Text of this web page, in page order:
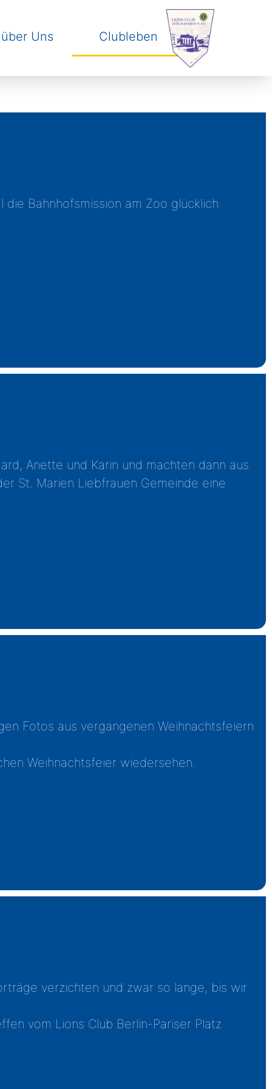
skip to navigation. skip to content
Uns Clubleben
die Bahnhofsmission am Zoo glücklich
Anette und Karin und machten dann aus
St. Marien Liebfrauen Gemeinde eine
Fotos aus vergangenen Weihnachtsfeiern
Weihnachtsfeier wiedersehen.
verzichten und zwar so lange, bis wir
vom Lions Club Berlin-Pariser Platz